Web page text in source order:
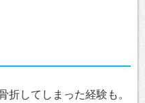
折してしまった経験も。